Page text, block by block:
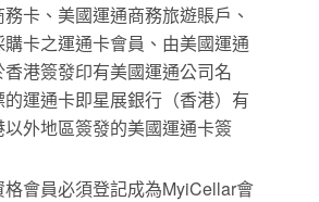
卡、美國運通商務旅遊賬戶、
卡之運通卡會員、由美國運通
港簽發印有美國運通公司名
運通卡即星展銀行（香港）有
外地區簽發的美國運通卡簽
會員必須登記成為MyiCellar會